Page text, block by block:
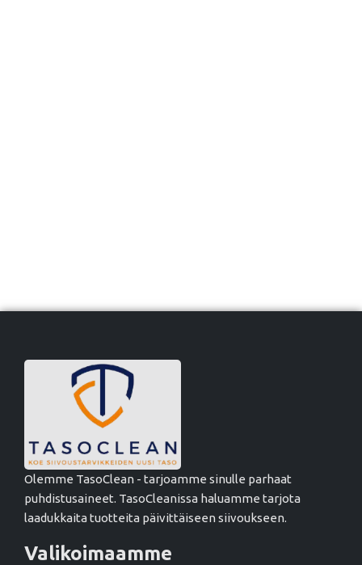
Olemme TasoClean - tarjoamme sinulle parhaat
puhdistusaineet. TasoCleanissa haluamme tarjota
laadukkaita tuotteita päivittäiseen siivoukseen.
Valikoimaamme